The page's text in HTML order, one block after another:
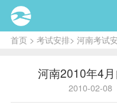
首页> 考试安排> 河南考试
河南2010年4
2010-02-08